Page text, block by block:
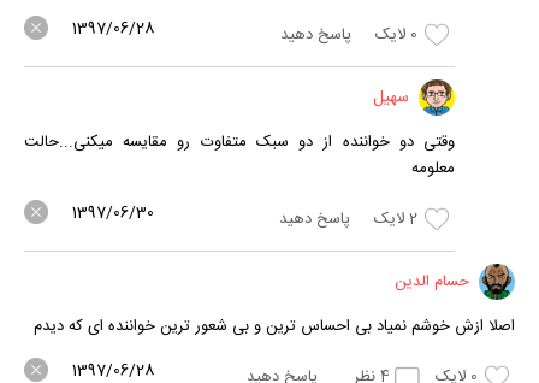
0 لایک پاسخ دهید 1397/06/28
سهیل
وقتی دو خواننده از دو سبک متفاوت رو مقایسه میکنی...حالت
معلومه
2لایک پاسخ دهید 1397/06/30
حسام الدین
اصلا ازش خوشم نمیاد بی احساس ترین و بی شعور ترین خواننده ای که دیدم
0 لایک 4نظر پاسخ دهید 1397/06/28